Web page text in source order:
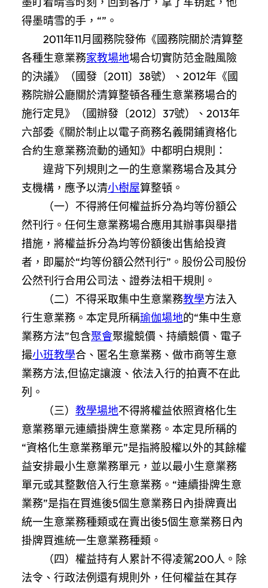
得墨晴雪的手，“”。
2011年11月國務院發佈《國務院關於清算整
各種生意業務家教場地場合切實防范金融風險
的決議》（國發〔2011〕38號）、2012年《國
務院辦公廳關於清算整頓各種生意業務場合的
施行定見》（國辦發〔2012〕37號）、2013年
六部委《關於制止以電子商務名義開鋪資格化
合約生意業務流動的通知》中都明白規則：
違背下列規則之一的生意業務場合及其分
支機構，應予以清小樹屋算整頓。
（一）不得將任何權益拆分為均等份額公
然刊行。任何生意業務場合應用其辦事與舉措
措施，將權益拆分為均等份額後出售給投資
者，即屬於“均等份額公然刊行”。股份公司股份
公然刊行合用公司法、證券法相干規則。
（二）不得采取集中生意業務教學方法入
行生意業務。本定見所稱瑜伽場地的“集中生意
業務方法”包含聚會聚攏競價、持續競價、電子
撮小班教學合、匿名生意業務、做市商等生意
業務方法,但協定讓渡、依法入行的拍賣不在此
列。
（三） 教學場地不得將權益依照資格化生
意業務單元連續掛牌生意業務。本定見所稱的
“資格化生意業務單元”是指將股權以外的其餘權
益安排最小生意業務單元，並以最小生意業務
單元或其整數倍入行生意業務。“連續掛牌生意
業務”是指在買進後5個生意業務日內掛牌賣出
統一生意業務種類或在賣出後5個生意業務日內
掛牌買進統一生意業務種類。
（四）權益持有人累計不得凌駕200人。除
法令、行政法例還有規則外，任何權益在其存